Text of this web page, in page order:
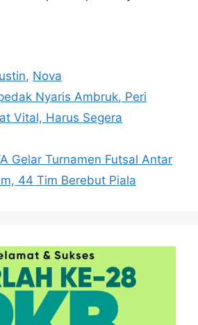
, Nova
Nyaris Ambruk, Peri
Vital, Harus Segera
Gelar Turnamen Futsal Antar
44 Tim Berebut Piala